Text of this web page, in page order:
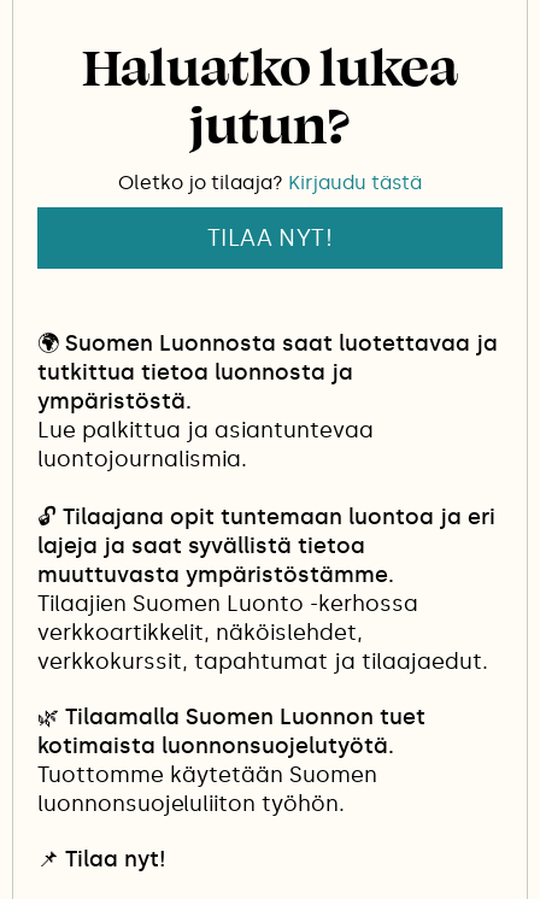
erityisesti iltahämärissä ja yöllä. Päivisin ne
yleensä lepäilevät kasveilla.
Ravinto koostuu pääosin kasvien varsista ja
lehdistä, mutta myös kirvat ja muut pienet
selkärangattomat voivat päätyä ruokalistalle.
on ihmiskorvalle usein kuulumaton.
helpoiten, jos sen sattuu säikäyttämään
olinpaikastaan. Hepokatti ponkaisee ensin
pitkän hypyn ja jatkaa sitä kevyellä, liitävällä
lennolla, jolla se voi siirtyä yllättävänkin kauas
— usein useita metrejä ennen kuin laskeutuu
a.single-related-article{ padding: 0px; border-top:
0px; border-bottom: 0px; position: relative;
display: block; margin: 0px; margin-top: 30px;
}.single-related-article-container{ padding: 12px;
border-top: 1px solid rgba(0, 0, 0, 0.1); border-
bottom: 1px solid rgba(0
Haluatko lukea
jutun?
Oletko jo tilaaja? Kirjaudu tästä
TILAA NYT!
🌍 Suomen Luonnosta saat luotettavaa ja
tutkittua tietoa luonnosta ja
ympäristöstä.
Lue palkittua ja asiantuntevaa
luontojournalismia.
🔓 Tilaajana opit tuntemaan luontoa ja eri
lajeja ja saat syvällistä tietoa
muuttuvasta ympäristöstämme.
Tilaajien Suomen Luonto -kerhossa
verkkoartikkelit, näköislehdet,
verkkokurssit, tapahtumat ja tilaajaedut.
🌿 Tilaamalla Suomen Luonnon tuet
kotimaista luonnonsuojelutyötä.
Tuottomme käytetään Suomen
luonnonsuojeluliiton työhön.
📌 Tilaa nyt!